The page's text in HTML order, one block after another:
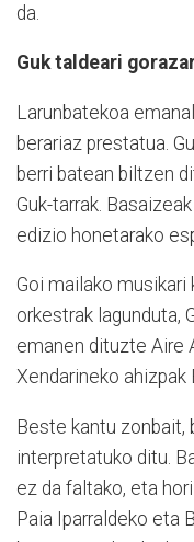
da.
Guk taldeari
Larunbatekoa
berariaz prestatua.
berri batean biltzen
Guk-tarrak.
edizio honetarako
Goi mailako
orkestrak lagunduta,
emanen dituzte Aire
Xendarineko ahizpak
Beste kantu zonbait,
interpretatuko ditu.
ez da faltako, eta
Paia Iparraldeko eta